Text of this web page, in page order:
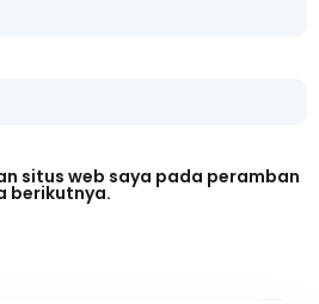
situs web saya pada peramban
berikutnya.